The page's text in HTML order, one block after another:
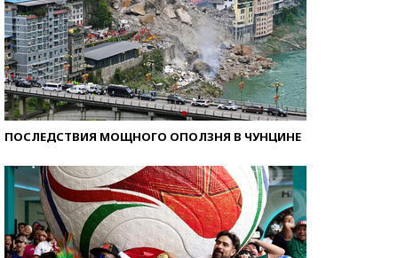
ПОСЛЕДСТВИЯ МОЩНОГО ОПОЛЗНЯ В ЧУНЦИНЕ